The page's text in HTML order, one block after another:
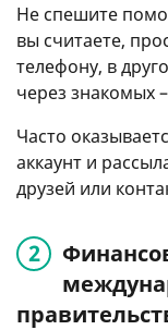
Не спешите
вы считаете,
телефону, в
через знакомых
Часто
аккаунт и
друзей или